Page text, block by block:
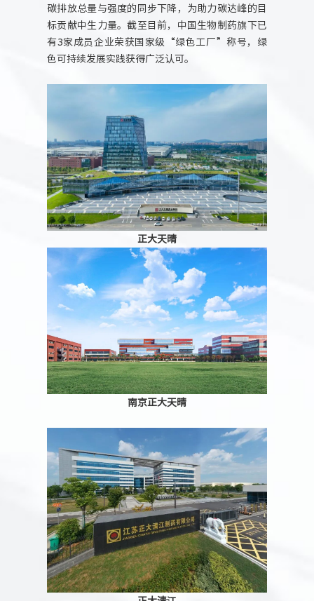
碳排放总量与强度的同步下降，为助力碳达峰的目
标贡献中生力量。截至目前，中国生物制药旗下已
有3家成员企业荣获国家级“绿色工厂”称号，绿
色可持续发展实践获得广泛认可。
正大天晴
南京正大天晴